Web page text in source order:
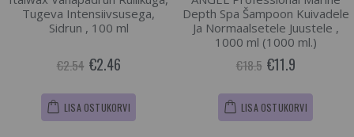
Tugeva Intensiivsusega,
Sidrun , 100 ml
€2.54 €2.46
LISA OSTUKORVI
Depth Spa Šampoon Kuivadele
Ja Normaalsetele Juustele ,
1000 ml (1000 ml.)
€18.5 €11.9
LISA OSTUKORVI